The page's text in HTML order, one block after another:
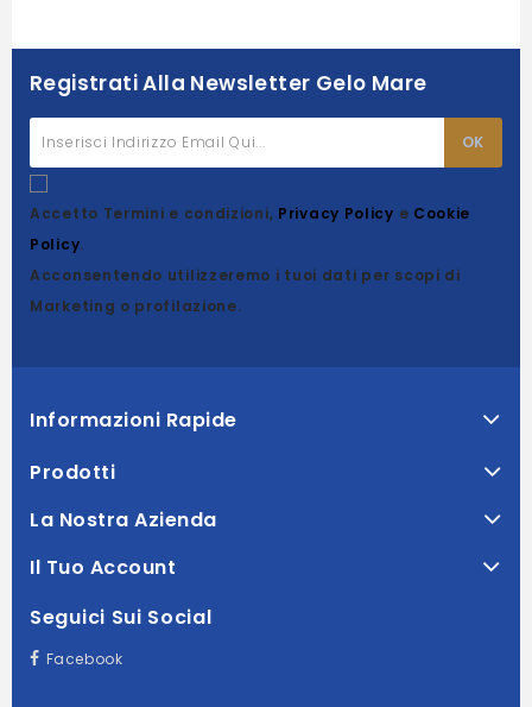
Registrati Alla Newsletter Gelo Mare
Accetto Termini e condizioni, Privacy Policy e Cookie
Policy.
Acconsentendo utilizzeremo i tuoi dati per scopi di
Marketing o profilazione.
Informazioni Rapide
Prodotti
La Nostra Azienda
Il Tuo Account
Seguici Sui Social
Facebook